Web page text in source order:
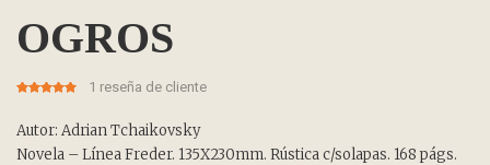
OGROS
customer
rating
1 reseña de cliente
Autor: Adrian Tchaikovsky
Novela – Línea Freder. 135X230mm. Rústica c/solapas. 168 págs.